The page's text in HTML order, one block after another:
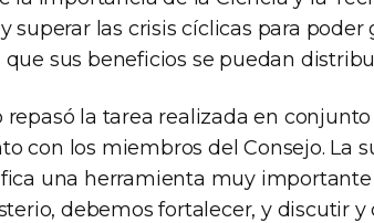
superar las crisis cíclicas para
sus beneficios se puedan
la tarea realizada en conjunto
con los miembros del Consejo. La
una herramienta muy
debemos fortalecer, y discutir y